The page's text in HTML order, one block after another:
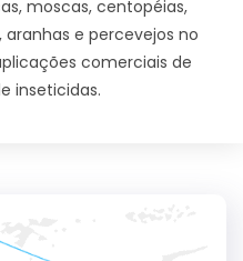
moscas, centopéias,
e percevejos no
comerciais de
inseticidas.